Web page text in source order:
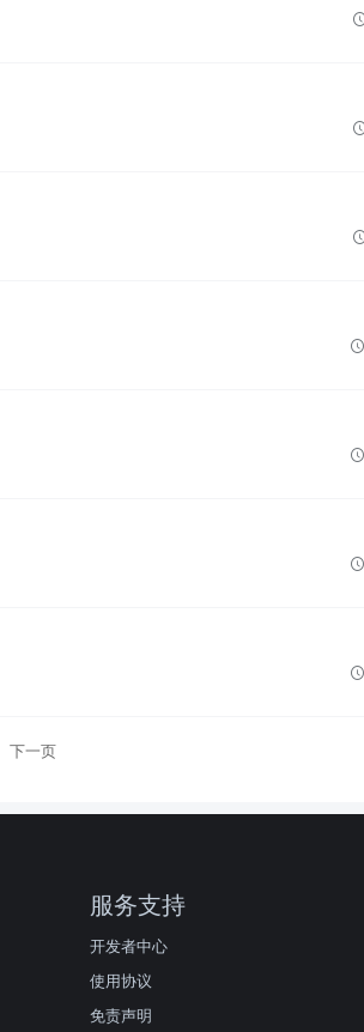
下一页
服务支持
开发者中心
使用协议
免责声明